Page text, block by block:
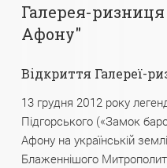
Галерея-
Афону"
Відкриття Галереї-
13 грудня 2012 року
Підгорського («Замок
Афону на українській
Блаженнішого